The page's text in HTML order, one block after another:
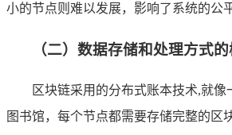
小的节点则难以发展，影响了系统的公
（二）数据存储和处理方式
区块链采用的分布式账本技术,就像
图书馆，每个节点都需要存储完整的区